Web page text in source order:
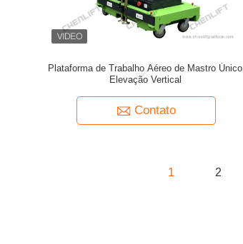
Plataforma de Trabalho Aéreo de Mastro Único
Elevação Vertical
Contato
1 2